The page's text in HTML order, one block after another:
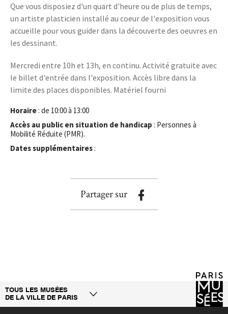
Que vous disposiez d'un quart d'heure ou de plus de temps,
un artiste plasticien installé au coeur de l'exposition vous
accueille pour vous guider dans la découverte des oeuvres en
les dessinant.
Mercredi entre 10h et 13h, en continu. Activité gratuite avec
le billet d'entrée dans l'exposition. Accès libre dans la
limite des places disponibles. Matériel fourni
Horaire : de 10:00 à 13:00
Accès au public en situation de handicap : Personnes à
Mobilité Réduite (PMR).
Dates supplémentaires :
Partager sur
TOUS LES MUSÉES
DE LA VILLE DE PARIS